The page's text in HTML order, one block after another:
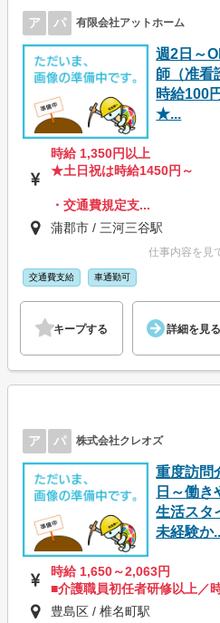
ア パ 有限会社アットホーム
週2日～
師（准
時給100
★...
時給 1,350円以上
★土日祝は時給1450円～
・交通費規定支...
蒲郡市 / 三河三谷駅
仕事内容を見
交通費支給 車通勤可
キープする 詳細を見る
ア パ 株式会社クレオズ
重度訪問
日～働き
生活スタ
未経験か
時給 1,650～2,063円
■介護職員初任者研修以上／
豊島区 / 椎名町駅